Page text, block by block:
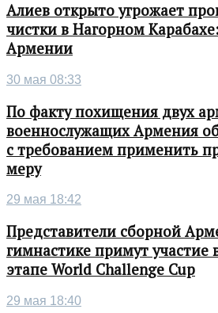
Алиев открыто угрожает
чистки в Нагорном
Армении
30 мая 08:33
По факту похищения двух
военнослужащих Армения
с требованием применить
меру
29 мая 18:42
Представители сборной
гимнастике примут участие
этапе World Challenge Cup
29 мая 18:40